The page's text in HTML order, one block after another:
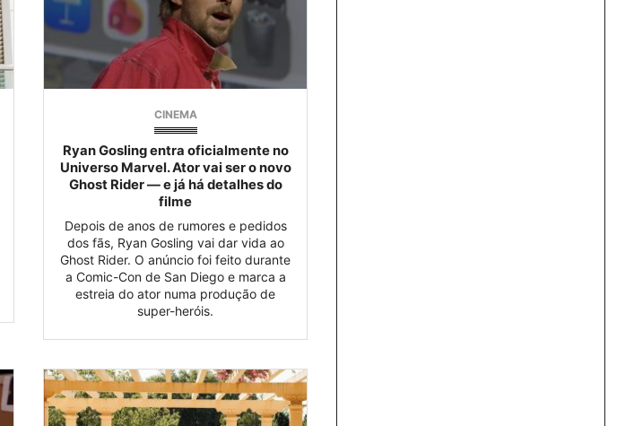
CINEMA
Ryan Gosling entra oficialmente no
Universo Marvel. Ator vai ser o novo
Ghost Rider — e já há detalhes do
filme
Depois de anos de rumores e pedidos
dos fãs, Ryan Gosling vai dar vida ao
Ghost Rider. O anúncio foi feito durante
a Comic-Con de San Diego e marca a
estreia do ator numa produção de
super-heróis.